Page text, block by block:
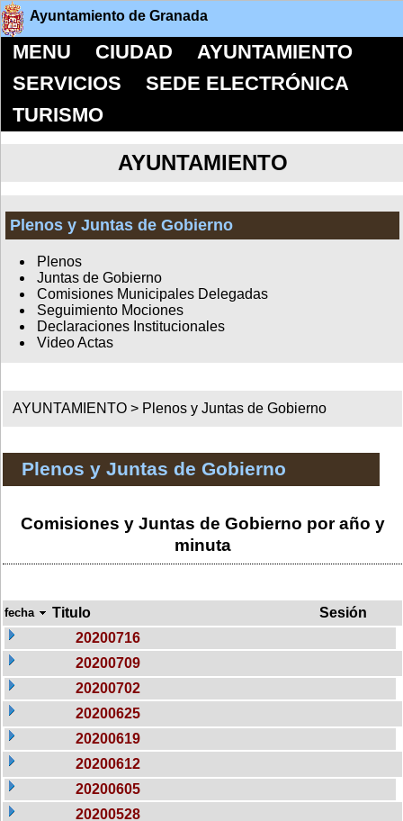
Ayuntamiento de Granada
MENU CIUDAD
AYUNTAMIENTO
SERVICIOS
SEDE ELECTRÓNICA
TURISMO
AYUNTAMIENTO
Plenos y Juntas de Gobierno
Plenos
Juntas de Gobierno
Comisiones Municipales Delegadas
Seguimiento Mociones
Declaraciones Institucionales
Video Actas
AYUNTAMIENTO > Plenos y Juntas de Gobierno
Plenos y Juntas de Gobierno
Comisiones y Juntas de Gobierno por año y
minuta
fecha Titulo
Sesión
20200716
20200709
20200702
20200625
20200619
20200612
20200605
20200528